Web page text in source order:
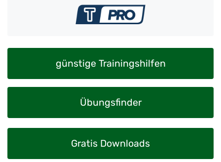
günstige Trainingshilfen
Übungsfinder
Gratis Downloads